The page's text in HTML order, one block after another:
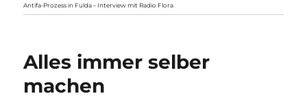
Antifa-Prozess in Fulda – Interview mit Radio Flora
Alles immer selber
machen